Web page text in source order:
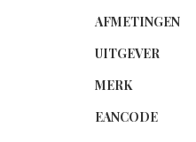
AFMETINGEN
UITGEVER
MERK
EANCODE